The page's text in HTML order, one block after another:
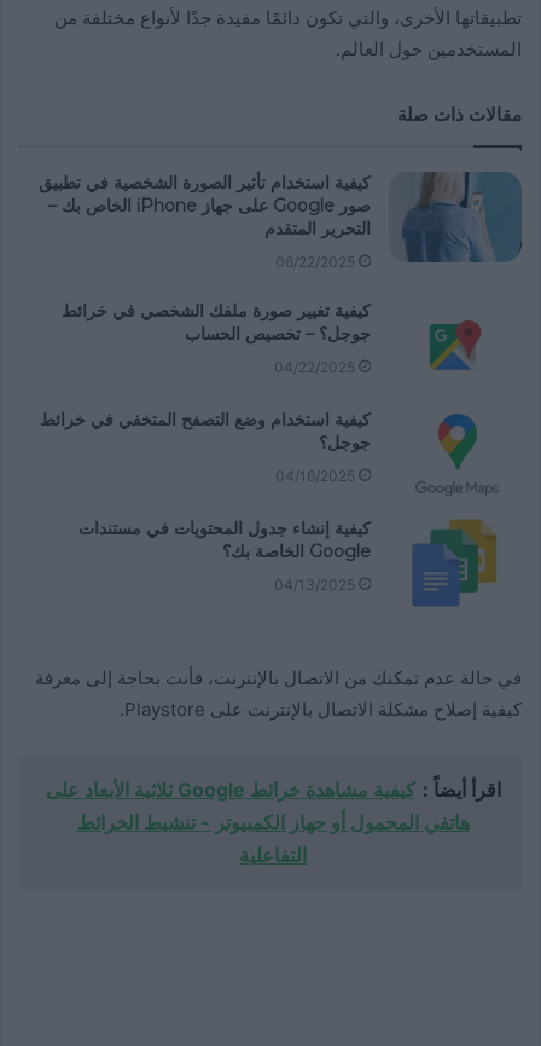
تطبيقاتها الأخرى، والتي تكون دائمًا مفيدة جدًا لأنواع مختلفة من
المستخدمين حول العالم.
مقالات ذات صلة
كيفية استخدام تأثير الصورة الشخصية في تطبيق
صور Google على جهاز iPhone الخاص بك –
التحرير المتقدم
06/22/2025
كيفية تغيير صورة ملفك الشخصي في خرائط
جوجل؟ – تخصيص الحساب
04/22/2025
كيفية استخدام وضع التصفح المتخفي في خرائط
جوجل؟
04/16/2025
كيفية إنشاء جدول المحتويات في مستندات
Google الخاصة بك؟
04/13/2025
في حالة عدم تمكنك من الاتصال بالإنترنت، فأنت بحاجة إلى معرفة
كيفية إصلاح مشكلة الاتصال بالإنترنت على Playstore.
اقرأ أيضاً :
كيفية مشاهدة خرائط Google ثلاثية الأبعاد على
هاتفي المحمول أو جهاز الكمبيوتر - تنشيط الخرائط
التفاعلية